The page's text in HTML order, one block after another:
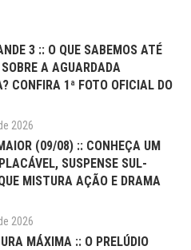
3 :: O QUE SABEMOS ATÉ
A AGUARDADA
CONFIRA 1ª FOTO OFICIAL DO
2026
(09/08) :: CONHEÇA UM
SUSPENSE SUL-
MISTURA AÇÃO E DRAMA
2026
MÁXIMA :: O PRELÚDIO